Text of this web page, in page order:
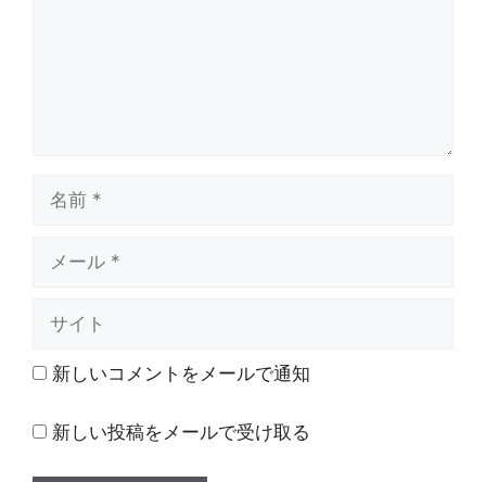
ト 新しいコメントをメールで通知
新しい投稿をメールで受け取る